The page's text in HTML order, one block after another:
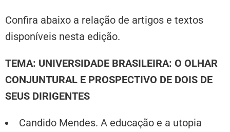
Confira abaixo a relação de artigos e textos
disponíveis nesta edição.
TEMA: UNIVERSIDADE BRASILEIRA: O OLHAR
CONJUNTURAL E PROSPECTIVO DE DOIS DE
SEUS DIRIGENTES
Candido Mendes. A educação e a utopia